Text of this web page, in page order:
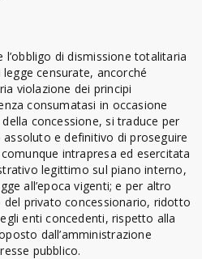
l’obbligo di dismissione totalitaria
censurate, ancorché
violazione dei principi
consumatasi in occasione
concessione, si traduce per
e definitivo di proseguire
intrapresa ed esercitata
legittimo sul piano interno,
all’epoca vigenti; e per altro
privato concessionario, ridotto
enti concedenti, rispetto alla
dall’amministrazione
pubblico.